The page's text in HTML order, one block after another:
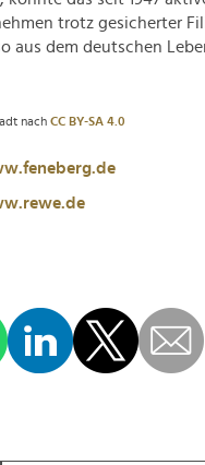
trotz gesicherter
aus dem deutschen
nach CC BY-SA 4.0